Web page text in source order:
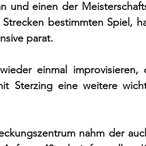
und einen der
bestimmten Spiel,
parat.
einmal
Sterzing eine weitere
nahm der